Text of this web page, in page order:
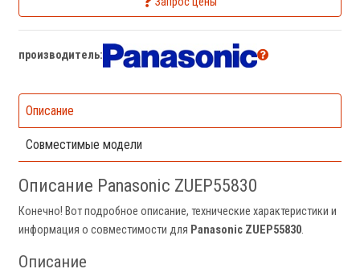
производитель:
Описание
Совместимые модели
Описание Panasonic ZUEP55830
Конечно! Вот подробное описание, технические характеристики и
информация о совместимости для Panasonic ZUEP55830.
Описание